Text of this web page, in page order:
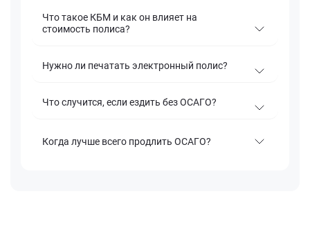
Что такое КБМ и как он влияет на
стоимость полиса?
Нужно ли печатать электронный полис?
Что случится, если ездить без ОСАГО?
Когда лучше всего продлить ОСАГО?